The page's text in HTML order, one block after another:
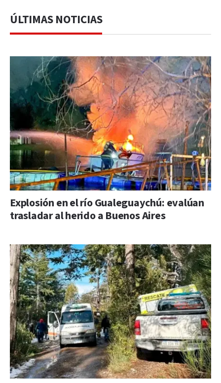
ÚLTIMAS NOTICIAS
Explosión en el río Gualeguaychú: evalúan
trasladar al herido a Buenos Aires